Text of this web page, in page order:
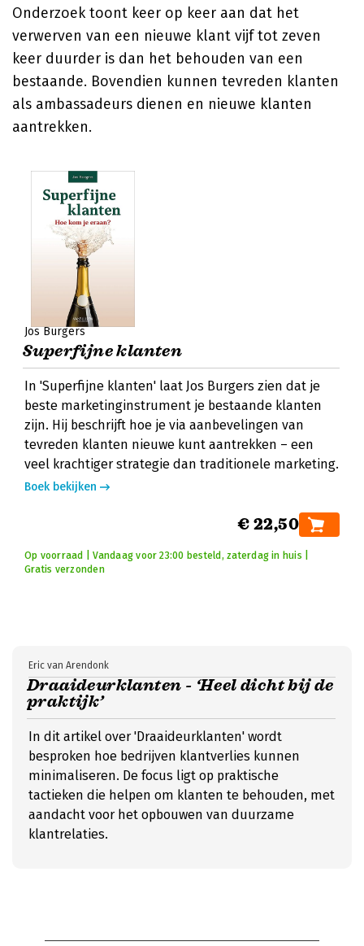
Onderzoek toont keer op keer aan dat het
verwerven van een nieuwe klant vijf tot zeven
keer duurder is dan het behouden van een
bestaande. Bovendien kunnen tevreden klanten
als ambassadeurs dienen en nieuwe klanten
aantrekken.
Jos Burgers
Superfijne klanten
In 'Superfijne klanten' laat Jos Burgers zien dat je
beste marketinginstrument je bestaande klanten
zijn. Hij beschrijft hoe je via aanbevelingen van
tevreden klanten nieuwe kunt aantrekken – een
veel krachtiger strategie dan traditionele marketing.
Boek bekijken
€ 22,50
Op voorraad | Vandaag voor 23:00 besteld, zaterdag in huis |
Gratis verzonden
Draaideurklanten - ‘Heel dicht bij de
praktijk’
Eric van Arendonk
In dit artikel over 'Draaideurklanten' wordt
besproken hoe bedrijven klantverlies kunnen
minimaliseren. De focus ligt op praktische
tactieken die helpen om klanten te behouden, met
aandacht voor het opbouwen van duurzame
klantrelaties.